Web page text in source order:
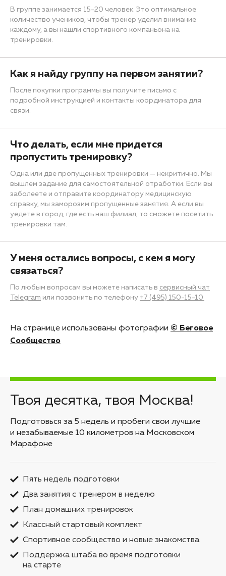
В группе занимается 15-20 человек. Это оптимальное
количество учеников, чтобы тренер уделил внимание
каждому, а вы нашли спортивного компаньона на
тренировки.
Как я найду группу на первом занятии?
После покупки программы вы получите письмо с
подробной инструкцией и контакты координатора для
связи.
Что делать, если мне придется
пропустить тренировку?
Одна или две пропущенных тренировки — некритично. Мы
вышлем задание для самостоятельной отработки. Если вы
заболеете и отправите координатору медицинскую
справку, мы заморозим пропущенные занятия. А если вы
уедете в город, где есть наш филиал, то сможете посетить
тренировки там.
У меня остались вопросы, с кем я могу
связаться?
По любым вопросам вы можете написать в сервисный чат
Telegram или позвонить по телефону +7 (495) 150-15-10
На странице использованы фотографии © Беговое
Сообщество
Твоя десятка, твоя Москва!
Подготовься за 5 недель и пробеги свои лучшие
и незабываемые 10 километров на Московском
Марафоне
Пять недель подготовки
Два занятия с тренером в неделю
План домашних тренировок
Классный стартовый комплект
Спортивное сообщество и новые знакомства
Поддержка штаба во время подготовки
на старте